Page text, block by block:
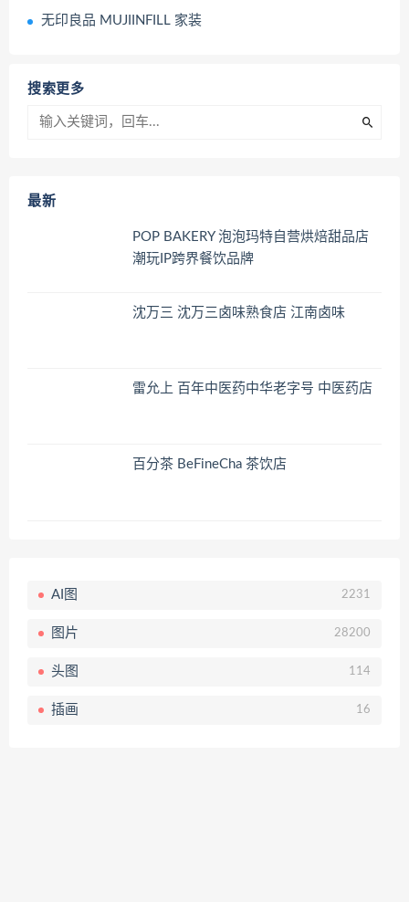
无印良品 MUJIINFILL 家装
搜索更多
最新
POP BAKERY 泡泡玛特自营烘焙甜品店
潮玩IP跨界餐饮品牌
沈万三 沈万三卤味熟食店 江南卤味
雷允上 百年中医药中华老字号 中医药店
百分茶 BeFineCha 茶饮店
AI图 2231
图片 28200
头图 114
插画 16